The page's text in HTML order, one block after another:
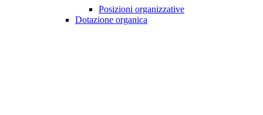
Posizioni organizzative
Dotazione organica